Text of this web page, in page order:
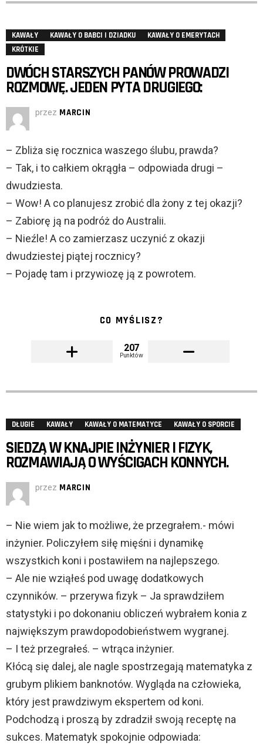
KAWAŁY KAWAŁY O BABCI I DZIADKU
KAWAŁY O EMERYTACH
KRÓTKIE
DWÓCH STARSZYCH PANÓW PROWADZI
ROZMOWĘ. JEDEN PYTA DRUGIEGO:
przez MARCIN
– Zbliża się rocznica waszego ślubu, prawda?
– Tak, i to całkiem okrągła – odpowiada drugi –
dwudziesta.
– Wow! A co planujesz zrobić dla żony z tej okazji?
– Zabiorę ją na podróż do Australii.
– Nieźle! A co zamierzasz uczynić z okazji
dwudziestej piątej rocznicy?
– Pojadę tam i przywiozę ją z powrotem.
CO MYŚLISZ?
207
Punktów
DŁUGIE KAWAŁY KAWAŁY O MATEMATYCE KAWAŁY O SPORCIE
SIEDZĄ W KNAJPIE INŻYNIER I FIZYK,
ROZMAWIAJĄ O WYŚCIGACH KONNYCH.
przez MARCIN
– Nie wiem jak to możliwe, że przegrałem.- mówi
inżynier. Policzyłem siłę mięśni i dynamikę
wszystkich koni i postawiłem na najlepszego.
– Ale nie wziąłeś pod uwagę dodatkowych
czynników. – przerywa fizyk – Ja sprawdziłem
statystyki i po dokonaniu obliczeń wybrałem konia z
największym prawdopodobieństwem wygranej.
– I też przegrałeś. – wtrąca inżynier.
Kłócą się dalej, ale nagle spostrzegają matematyka z
grubym plikiem banknotów. Wygląda na człowieka,
który jest prawdziwym ekspertem od koni.
Podchodzą i proszą by zdradził swoją receptę na
sukces. Matematyk spokojnie odpowiada: